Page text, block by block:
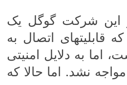
این شرکت گوگل یک
قابلیتهای اتصال به
اما به دلایل امنیتی
نشد. اما حالا که